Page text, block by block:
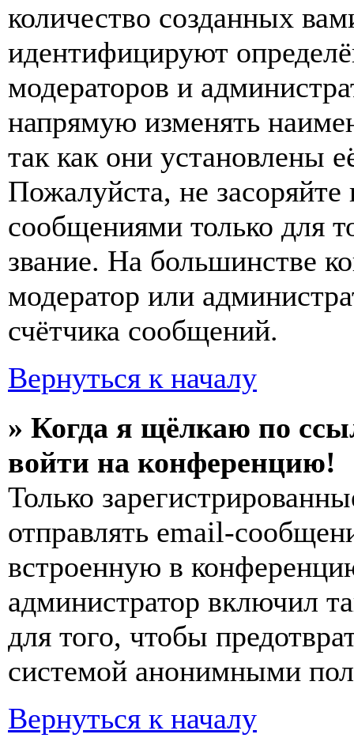
количество созданных
идентифицируют
модераторов и
напрямую изменять
так как они установлены
Пожалуйста, не
сообщениями только для
звание. На большинстве
модератор или
счётчика сообщений.
Вернуться к началу
» Когда я щёлкаю по
войти на конференцию!
Только
отправлять email-
встроенную в
администратор включил
для того, чтобы
системой анонимными
Вернуться к началу